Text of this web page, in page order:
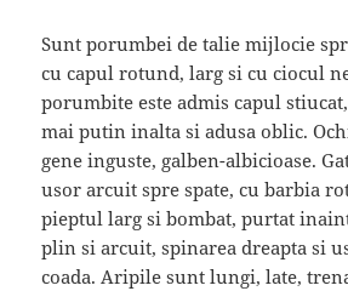
Sunt porumbei de talie mijlocie
cu capul rotund, larg si cu ciocul
porumbite este admis capul
mai putin inalta si adusa oblic.
gene inguste, galben-albicioase.
usor arcuit spre spate, cu barbia
pieptul larg si bombat, purtat
plin si arcuit, spinarea dreapta si
coada. Aripile sunt lungi, late,